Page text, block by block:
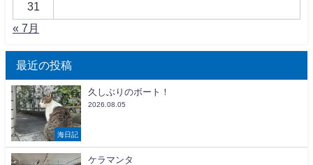
31
« 7月
最近の投稿
海日記
久しぶりのボート！
2026.08.05
ケラマンタ